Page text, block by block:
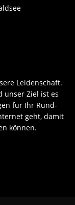
Leidenschaft.
unser Ziel ist es
für Ihr Rund-
geht, damit
können.